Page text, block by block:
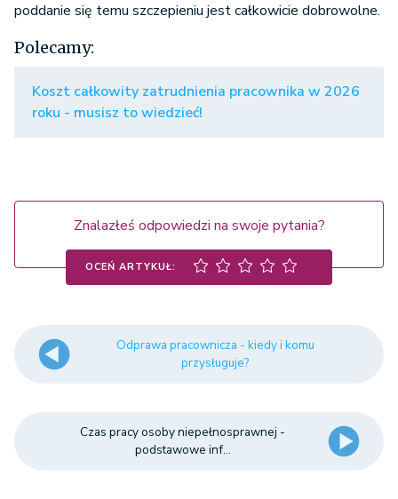
poddanie się temu szczepieniu jest całkowicie dobrowolne.
Polecamy:
Koszt całkowity zatrudnienia pracownika w 2026
roku - musisz to wiedzieć!
Znalazłeś odpowiedzi na swoje pytania?
OCEŃ ARTYKUŁ:
Odprawa pracownicza - kiedy i komu
przysługuje?
Czas pracy osoby niepełnosprawnej -
podstawowe inf...